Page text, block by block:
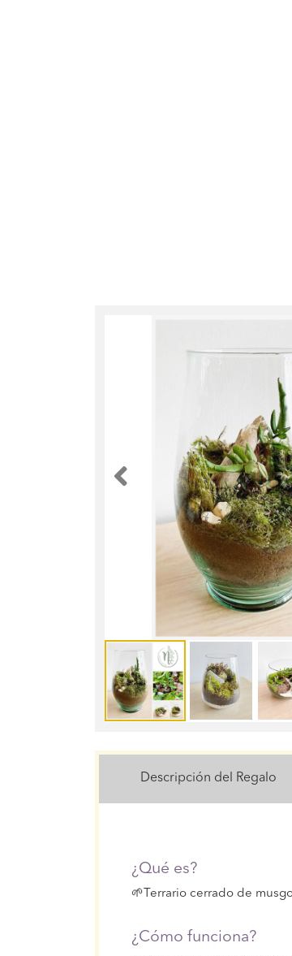
Descripción del Regalo
¿Qué es?
🌱Terrario cerrado de
¿Cómo funciona?